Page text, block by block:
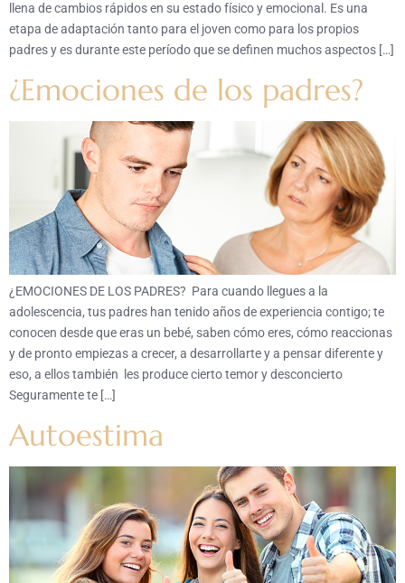
llena de cambios rápidos en su estado físico y emocional. Es una
etapa de adaptación tanto para el joven como para los propios
padres y es durante este período que se definen muchos aspectos […]
¿Emociones de los padres?
¿EMOCIONES DE LOS PADRES? Para cuando llegues a la
adolescencia, tus padres han tenido años de experiencia contigo; te
conocen desde que eras un bebé, saben cómo eres, cómo reaccionas
y de pronto empiezas a crecer, a desarrollarte y a pensar diferente y
eso, a ellos también les produce cierto temor y desconcierto
Seguramente te […]
Autoestima